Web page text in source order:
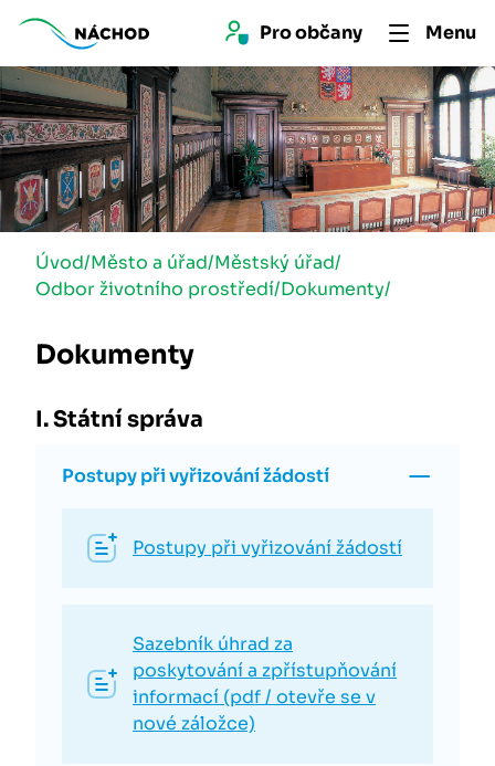
Pro občany Menu
Úvod/Město a úřad/Městský úřad/
Odbor životního prostředí/Dokumenty/
Dokumenty
I. Státní správa
Postupy při vyřizování žádostí
Postupy při vyřizování žádostí
Sazebník úhrad za
poskytování a zpřístupňování
informací (pdf / otevře se v
nové záložce)